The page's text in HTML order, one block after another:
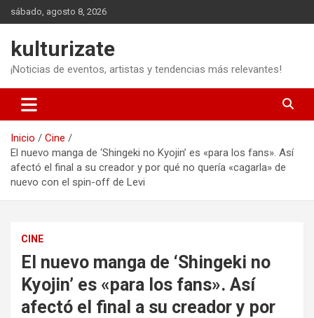
Saltar
al
sábado, agosto 8, 2026
kulturizate
¡Noticias de eventos, artistas y tendencias más relevantes!
Inicio
Cine
El nuevo manga de ‘Shingeki no Kyojin’ es «para los fans». Así
afectó el final a su creador y por qué no quería «cagarla» de
nuevo con el spin-off de Levi
CINE
El nuevo manga de ‘Shingeki no
Kyojin’ es «para los fans». Así
afectó el final a su creador y por